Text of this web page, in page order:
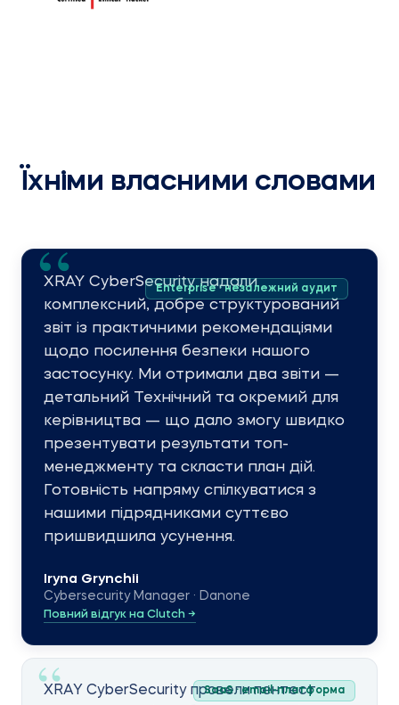
Їхніми власними словами
Enterprise · незалежний аудит
XRAY CyberSecurity надали
комплексний, добре структурований
звіт із практичними рекомендаціями
щодо посилення безпеки нашого
застосунку. Ми отримали два звіти —
детальний Технічний та окремий для
керівництва — що дало змогу швидко
презентувати результати топ-
менеджменту та скласти план дій.
Готовність напряму спілкуватися з
нашими підрядниками суттєво
пришвидшила усунення.
Iryna Grynchii
Cybersecurity Manager · Danone
Повний відгук на Clutch →
SaaS · email-платформа
XRAY CyberSecurity провели пентест